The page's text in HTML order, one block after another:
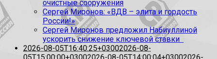
очистные сооружения
Сергей Миронов: «ВДВ – элита и гордость
России!»
Сергей Миронов предложил Набиуллиной
ускорить снижение ключевой ставки
2026-08-05T16:40:25+03002026-08-